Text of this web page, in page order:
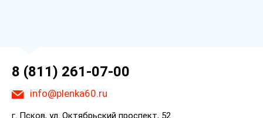
8 (811) 261-07-00
info@plenka60.ru
г. Псков, ул. Октябрьский проспект, 52